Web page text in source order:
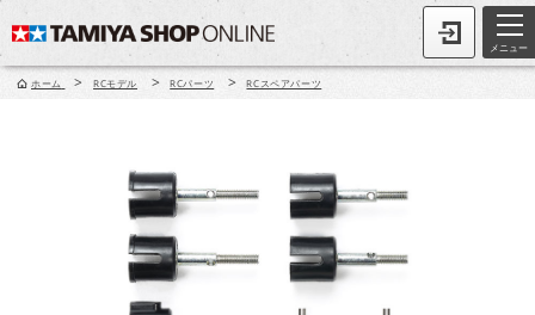
メニュー
ホーム > RCモデル > RCパーツ > RCスペアパーツ